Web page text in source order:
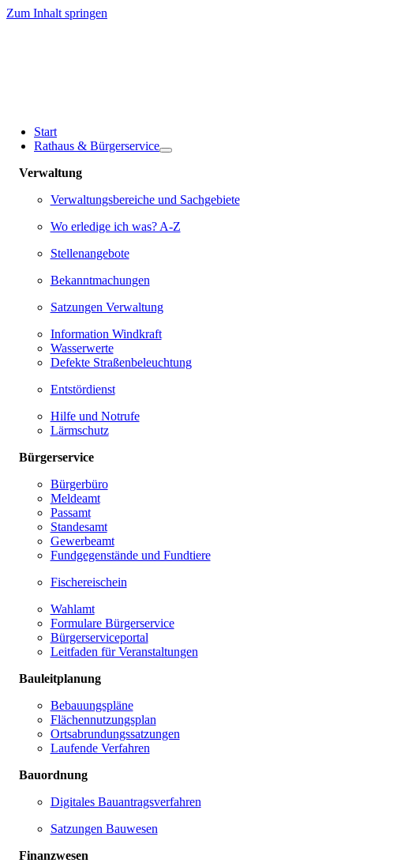
Zum Inhalt springen
Start
Rathaus & Bürgerservice
Verwaltung
Verwaltungsbereiche und Sachgebiete
Wo erledige ich was? A-Z
Stellenangebote
Bekanntmachungen
Satzungen Verwaltung
Information Windkraft
Wasserwerte
Defekte Straßenbeleuchtung
Entstördienst
Hilfe und Notrufe
Lärmschutz
Bürgerservice
Bürgerbüro
Meldeamt
Passamt
Standesamt
Gewerbeamt
Fundgegenstände und Fundtiere
Fischereischein
Wahlamt
Formulare Bürgerservice
Bürgerserviceportal
Leitfaden für Veranstaltungen
Bauleitplanung
Bebauungspläne
Flächennutzungsplan
Ortsabrundungssatzungen
Laufende Verfahren
Bauordnung
Digitales Bauantragsverfahren
Satzungen Bauwesen
Finanzwesen